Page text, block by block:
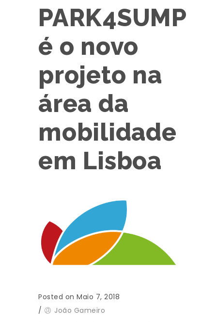
PARK4SUMP
é o novo
projeto na
área da
mobilidade
em Lisboa
Posted on Maio 7, 2018
/
João Gameiro